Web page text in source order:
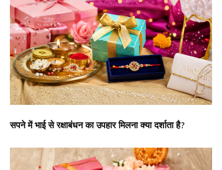
सपने में भाई से रक्षाबंधन का उपहार मिलना क्या दर्शाता है?